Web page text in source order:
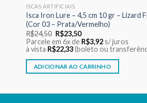
ISCAS ARTIFICIAIS
Isca Iron Lure – 4,5 cm 10 gr – Lizard
(Cor 03 – Prata/Vermelho)
R$24,50 O
preço
original
era:
R$24,50.
R$23,50O
preço
atual
é:
R$23,50.
Parcele em 6x de R$3,92s/ juros
à vista R$22,33(boleto ou
ADICIONAR AO CARRINHO